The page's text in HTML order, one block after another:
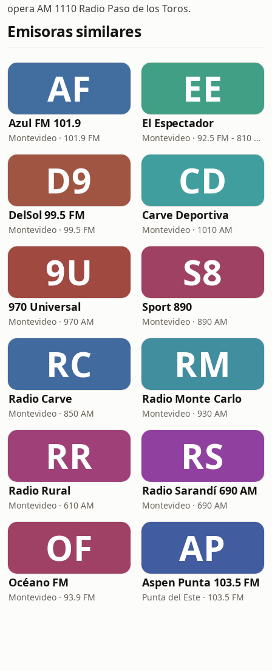
opera AM 1110 Radio Paso de los Toros.
Emisoras similares
AF
Azul FM 101.9
Montevideo · 101.9 FM
EE
El Espectador
Montevideo · 92.5 FM - 810 AM
D9
DelSol 99.5 FM
Montevideo · 99.5 FM
CD
Carve Deportiva
Montevideo · 1010 AM
9U
970 Universal
Montevideo · 970 AM
S8
Sport 890
Montevideo · 890 AM
RC
Radio Carve
Montevideo · 850 AM
RM
Radio Monte Carlo
Montevideo · 930 AM
RR
Radio Rural
Montevideo · 610 AM
RS
Radio Sarandí 690 AM
Montevideo · 690 AM
OF
Océano FM
Montevideo · 93.9 FM
AP
Aspen Punta 103.5 FM
Punta del Este · 103.5 FM